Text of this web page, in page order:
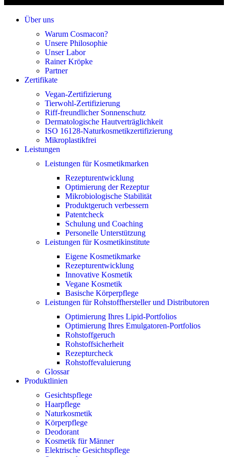
Über uns
Warum Cosmacon?
Unsere Philosophie
Unser Labor
Rainer Kröpke
Partner
Zertifikate
Vegan-Zertifizierung
Tierwohl-Zertifizierung
Riff-freundlicher Sonnenschutz
Dermatologische Hautverträglichkeit
ISO 16128-Naturkosmetikzertifizierung
Mikroplastikfrei
Leistungen
Leistungen für Kosmetikmarken
Rezepturentwicklung
Optimierung der Rezeptur
Mikrobiologische Stabilität
Produktgeruch verbessern
Patentcheck
Schulung und Coaching
Personelle Unterstützung
Leistungen für Kosmetikinstitute
Eigene Kosmetikmarke
Rezepturentwicklung
Innovative Kosmetik
Vegane Kosmetik
Basische Körperpflege
Leistungen für Rohstoffhersteller und Distributoren
Optimierung Ihres Lipid-Portfolios
Optimierung Ihres Emulgatoren-Portfolios
Rohstoffgeruch
Rohstoffsicherheit
Rezepturcheck
Rohstoffevaluierung
Glossar
Produktlinien
Gesichtspflege
Haarpflege
Naturkosmetik
Körperpflege
Deodorant
Kosmetik für Männer
Elektrische Gesichtspflege